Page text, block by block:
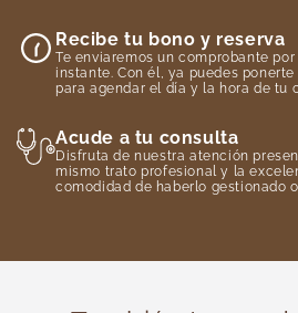
Recibe tu bono y reserva
Te enviaremos un comprobante
instante. Con él, ya puedes
para agendar el día y la hora de tu
Acude a tu consulta
Disfruta de nuestra atención
mismo trato profesional y la
comodidad de haberlo gestionado